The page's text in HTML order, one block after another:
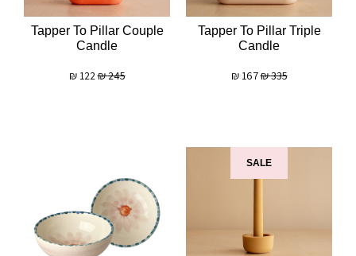
Tapper To Pillar Triple
Candle
335
₪
167
₪
Tapper To Pillar Couple
Candle
245
₪
122
₪
SALE